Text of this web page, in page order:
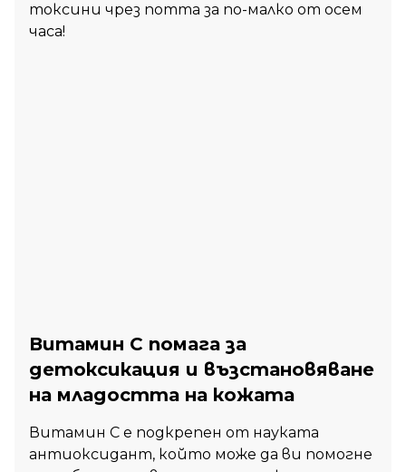
токсини чрез потта за по-малко от осем
часа!
Витамин С помага за
детоксикация и възстановяване
на младостта на кожата
Витамин С е подкрепен от науката
антиоксидант, който може да ви помогне